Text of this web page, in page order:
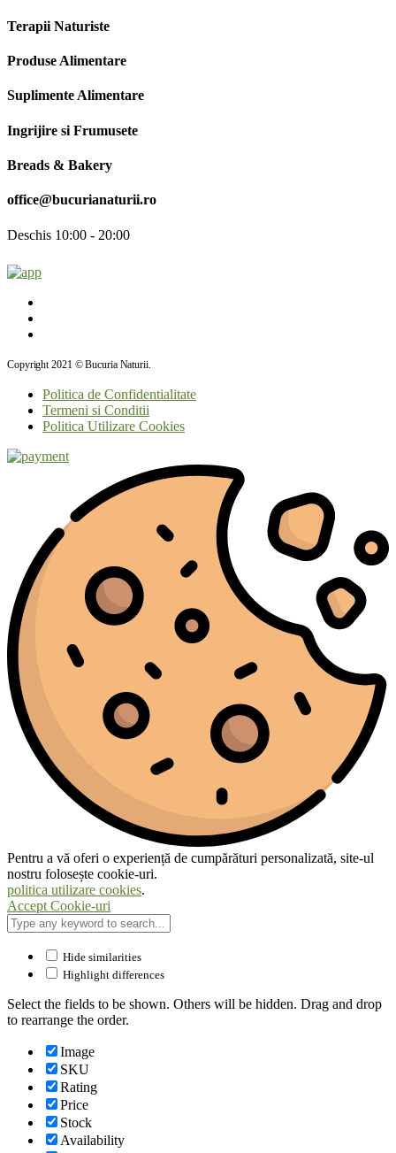
Terapii Naturiste
Produse Alimentare
Suplimente Alimentare
Ingrijire si Frumusete
Breads & Bakery
office@bucurianaturii.ro
Deschis 10:00 - 20:00
Copyright 2021 © Bucuria Naturii.
Politica de Confidentialitate
Termeni si Conditii
Politica Utilizare Cookies
Pentru a vă oferi o experiență de cumpărături personalizată, site-ul
nostru folosește cookie-uri.
politica utilizare cookies.
Accept Cookie-uri
Hide similarities
Highlight differences
Select the fields to be shown. Others will be hidden. Drag and drop
to rearrange the order.
Image
SKU
Rating
Price
Stock
Availability